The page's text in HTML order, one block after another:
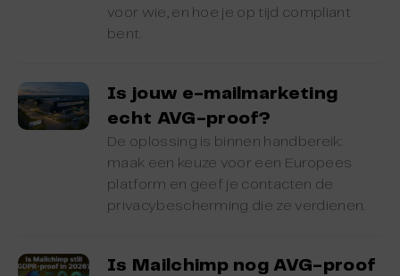
voor wie, en hoe je op tijd compliant
bent.
Is jouw e-mailmarketing
echt AVG-proof?
De oplossing is binnen handbereik:
maak een keuze voor een Europees
platform en geef je contacten de
privacybescherming die ze verdienen.
Is Mailchimp nog AVG-proof